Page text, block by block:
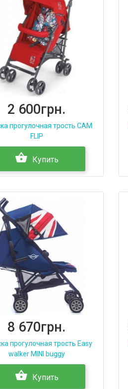
2 600грн.
прогулочная трость CAM
FLIP
Купить
8 670грн.
прогулочная трость Easy
walker MINI buggy
Купить